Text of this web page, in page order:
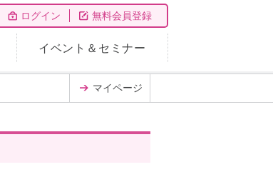
ログイン 無料会員登録
イベント＆セミナー
マイページ